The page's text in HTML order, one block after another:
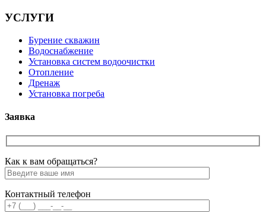
УСЛУГИ
Бурение скважин
Водоснабжение
Установка систем водоочистки
Отопление
Дренаж
Установка погреба
Заявка
Как к вам обращаться?
Контактный телефон